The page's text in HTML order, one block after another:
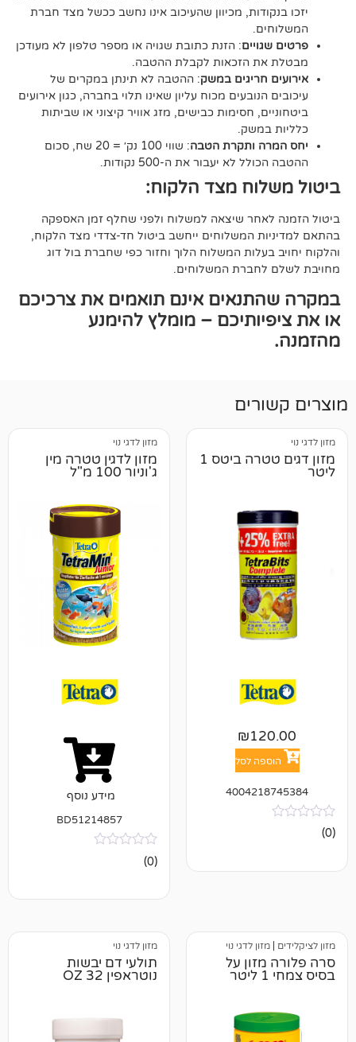
מכיוון שהעיכוב אינו נחשב ככשל מצד חברת
: הזנת כתובת שגויה או מספר טלפון לא מעודכן
הזכאות לקבלת ההטבה.
חריגים במשק: ההטבה לא תינתן במקרים של
מכוח עליון שאינו תלוי בחברה, כגון אירועים
חסימות כבישים, מזג אוויר קיצוני או שביתות
ותקרת הטבה
: שווי 100 נק׳ = 20 שח, סכום
לא יעבור את ה-500 נקודות.
מצד הלקוח:
שיצאה למשלוח ולפני שחלף זמן האספקה
המשלוחים ייחשב ביטול חד-צדדי מצד הלקוח,
המשלוח הלוך וחזור כפי שחברת בול דוג
המשלוחים.
אינם תואמים את צרכיכם
– מומלץ להימנע
מזון דגים טטרה ביטס 1
מזון לדגין טטרה מין
ביקורות
לדגי נוי
על
מזון לדגי נוי
תולעי דם יבשות
נוטראפין 32 OZ